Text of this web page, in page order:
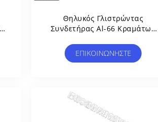
Θηλυκός Γλιστρώντας
Συνδετήρας Al-66 Κραμάτων
Το Σωλήνα Αργιλίου Al-Π.Χ./Al-
Γ
ΕΠΙΚΟΙΝΩΝΉΣΤΕ